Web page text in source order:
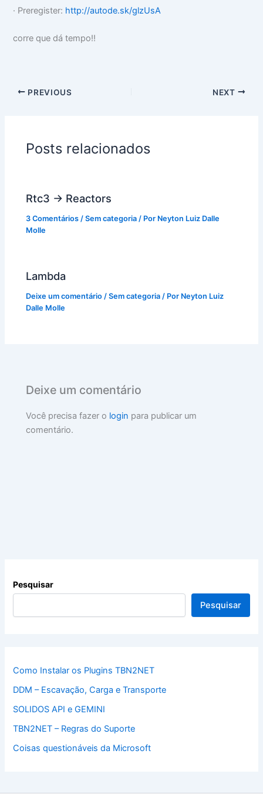
· Preregister: http://autode.sk/glzUsA
corre que dá tempo!!
PREVIOUS NEXT
Posts relacionados
Rtc3 -> Reactors
3 Comentários /Sem categoria / Por Neyton Luiz Dalle
Molle
Lambda
Deixe um comentário /Sem categoria / Por Neyton Luiz
Dalle Molle
Deixe um comentário
Você precisa fazer o login para publicar um
comentário.
Pesquisar
Pesquisar
Como Instalar os Plugins TBN2NET
DDM – Escavação, Carga e Transporte
SOLIDOS API e GEMINI
TBN2NET – Regras do Suporte
Coisas questionáveis da Microsoft